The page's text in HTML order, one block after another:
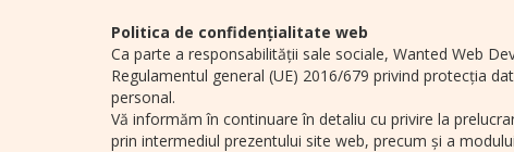
Politica de confidențialitate web
Ca parte a responsabilității sale sociale, Wanted Web
Regulamentul general (UE) 2016/679 privind protecția
personal.
Vă informăm în continuare în detaliu cu privire la
prin intermediul prezentului site web, precum și a